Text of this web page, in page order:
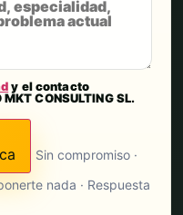
y el contacto
CONSULTING SL.
Sin compromiso ·
nada · Respuesta